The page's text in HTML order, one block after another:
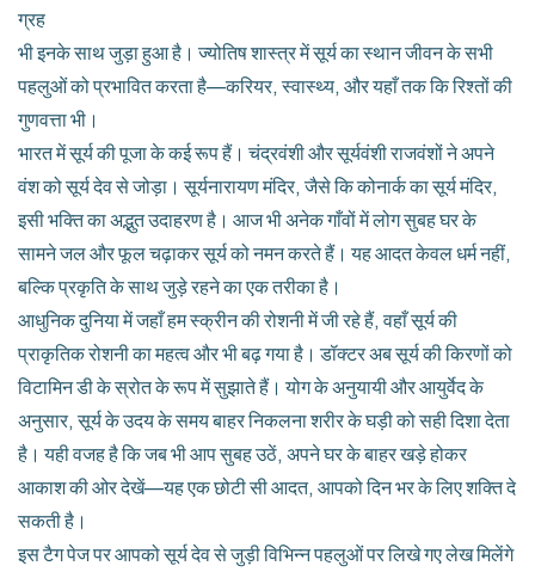
ग्रह
भी इनके साथ जुड़ा हुआ है। ज्योतिष शास्त्र में सूर्य का स्थान जीवन के सभी
पहलुओं को प्रभावित करता है—करियर, स्वास्थ्य, और यहाँ तक कि रिश्तों की
गुणवत्ता भी।
भारत में सूर्य की पूजा के कई रूप हैं। चंद्रवंशी और सूर्यवंशी राजवंशों ने अपने
वंश को सूर्य देव से जोड़ा। सूर्यनारायण मंदिर, जैसे कि कोनार्क का सूर्य मंदिर,
इसी भक्ति का अद्भुत उदाहरण है। आज भी अनेक गाँवों में लोग सुबह घर के
सामने जल और फूल चढ़ाकर सूर्य को नमन करते हैं। यह आदत केवल धर्म नहीं,
बल्कि प्रकृति के साथ जुड़े रहने का एक तरीका है।
आधुनिक दुनिया में जहाँ हम स्क्रीन की रोशनी में जी रहे हैं, वहाँ सूर्य की
प्राकृतिक रोशनी का महत्व और भी बढ़ गया है। डॉक्टर अब सूर्य की किरणों को
विटामिन डी के स्रोत के रूप में सुझाते हैं। योग के अनुयायी और आयुर्वेद के
अनुसार, सूर्य के उदय के समय बाहर निकलना शरीर के घड़ी को सही दिशा देता
है। यही वजह है कि जब भी आप सुबह उठें, अपने घर के बाहर खड़े होकर
आकाश की ओर देखें—यह एक छोटी सी आदत, आपको दिन भर के लिए शक्ति दे
सकती है।
इस टैग पेज पर आपको सूर्य देव से जुड़ी विभिन्न पहलुओं पर लिखे गए लेख मिलेंगे